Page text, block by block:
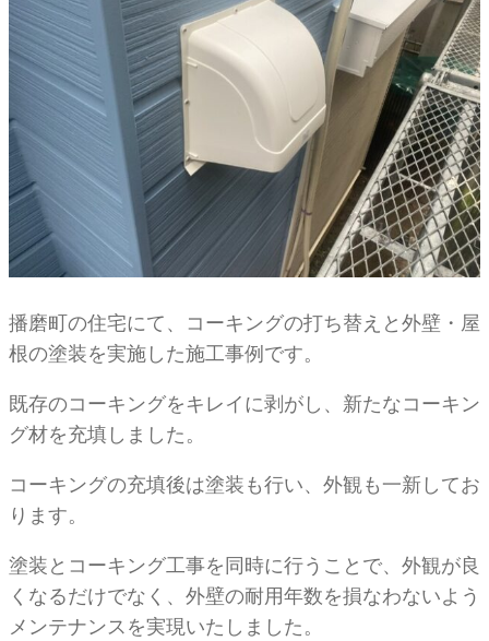
播磨町の住宅にて、コーキングの打ち替えと外壁・屋
根の塗装を実施した施工事例です。
既存のコーキングをキレイに剥がし、新たなコーキン
グ材を充填しました。
コーキングの充填後は塗装も行い、外観も一新してお
ります。
塗装とコーキング工事を同時に行うことで、外観が良
くなるだけでなく、外壁の耐用年数を損なわないよう
メンテナンスを実現いたしました。